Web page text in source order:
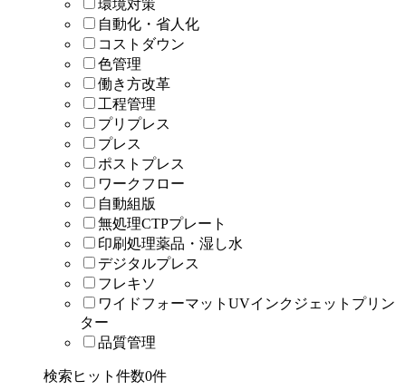
環境対策
自動化・省人化
コストダウン
色管理
働き方改革
工程管理
プリプレス
プレス
ポストプレス
ワークフロー
自動組版
無処理CTPプレート
印刷処理薬品・湿し水
デジタルプレス
フレキソ
ワイドフォーマットUVインクジェットプリン
ター
品質管理
検索ヒット件数0件